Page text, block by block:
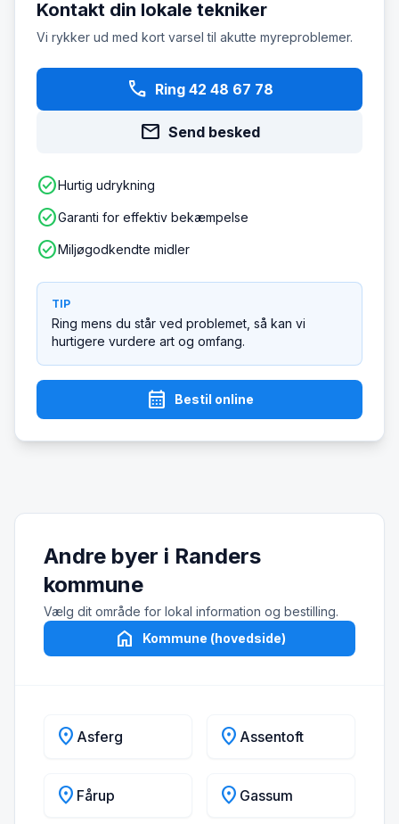
Kontakt din lokale tekniker
Vi rykker ud med kort varsel til akutte myreproblemer.
phone Ring 42 48 67 78
mail Send besked
check_circleHurtig udrykning
check_circleGaranti for effektiv bekæmpelse
check_circleMiljøgodkendte midler
TIP
Ring mens du står ved problemet, så kan vi
hurtigere vurdere art og omfang.
calendar_month Bestil online
Andre byer i Randers
kommune
Vælg dit område for lokal information og bestilling.
home Kommune (hovedside)
location_on Asferg location_on Assentoft
location_on Fårup location_on Gassum